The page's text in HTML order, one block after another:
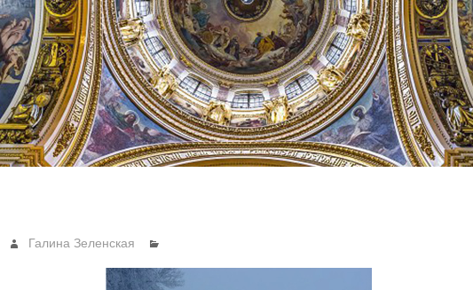
Галина Зеленская